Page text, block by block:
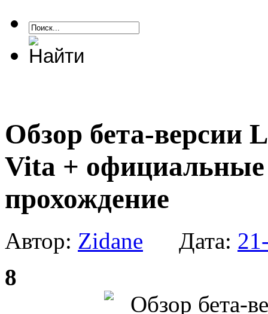
Обзор бета-версии
Vita +
прохождение
Автор: Zidane Дата:
8